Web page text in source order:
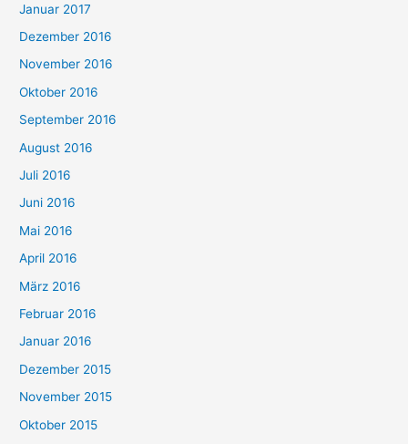
Januar 2017
Dezember 2016
November 2016
Oktober 2016
September 2016
August 2016
Juli 2016
Juni 2016
Mai 2016
April 2016
März 2016
Februar 2016
Januar 2016
Dezember 2015
November 2015
Oktober 2015